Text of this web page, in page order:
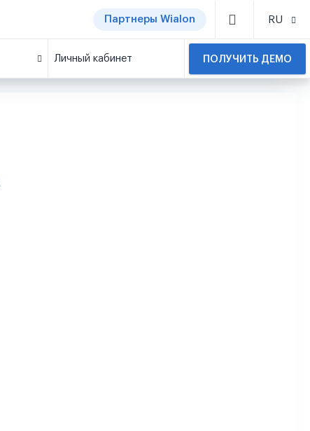
Партнеры Wialon RU
Личный кабинет ПОЛУЧИТЬ ДЕМО